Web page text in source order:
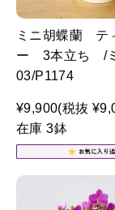
ミニ胡蝶蘭 テ
ー 3本立ち /
03/P1174
¥9,900(税抜
在庫 3鉢